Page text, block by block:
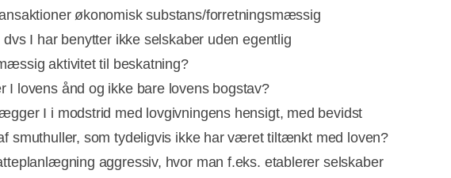
økonomisk substans/forretningsmæssig
I har benytter ikke selskaber uden egentlig
aktivitet til beskatning?
I lovens ånd og ikke bare lovens bogstav?
I i modstrid med lovgivningens hensigt, med bevidst
smuthuller, som tydeligvis ikke har været tiltænkt med loven?
aggressiv, hvor man f.eks. etablerer selskaber